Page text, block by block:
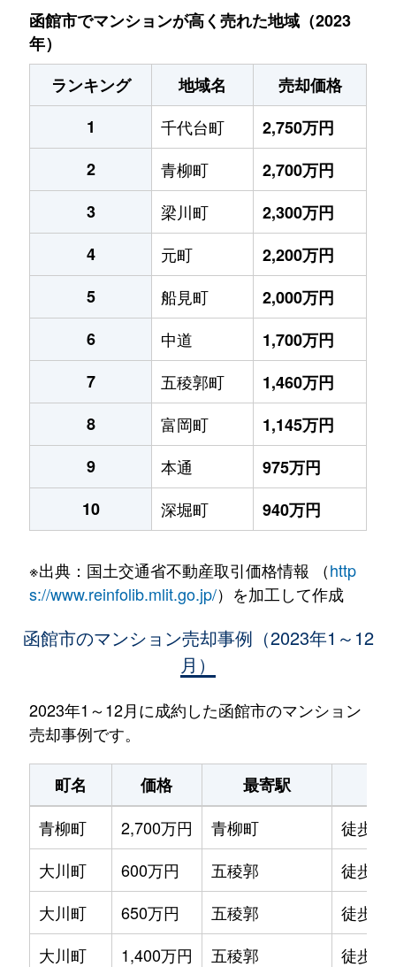
函館市でマンションが高く売れた地域（2023
年）
ランキング
地域名
売却価格
1
千代台町
2,750万円
2
青柳町
2,700万円
3
梁川町
2,300万円
4
元町
2,200万円
5
船見町
2,000万円
6
中道
1,700万円
7
五稜郭町
1,460万円
8
富岡町
1,145万円
9
本通
975万円
10
深堀町 940万円
※出典：国土交通省不動産取引価格情報 （http
s://www.reinfolib.mlit.go.jp/）を加工して作成
函館市のマンション売却事例（2023年1～12
月）
2023年1～12月に成約した函館市のマンション
売却事例です。
町名 価格 最寄駅
青柳町
2,700万円 青柳町
徒歩0
大川町
600万円 五稜郭
徒歩14
大川町
650万円 五稜郭
徒歩13
大川町
1,400万円 五稜郭
徒歩7